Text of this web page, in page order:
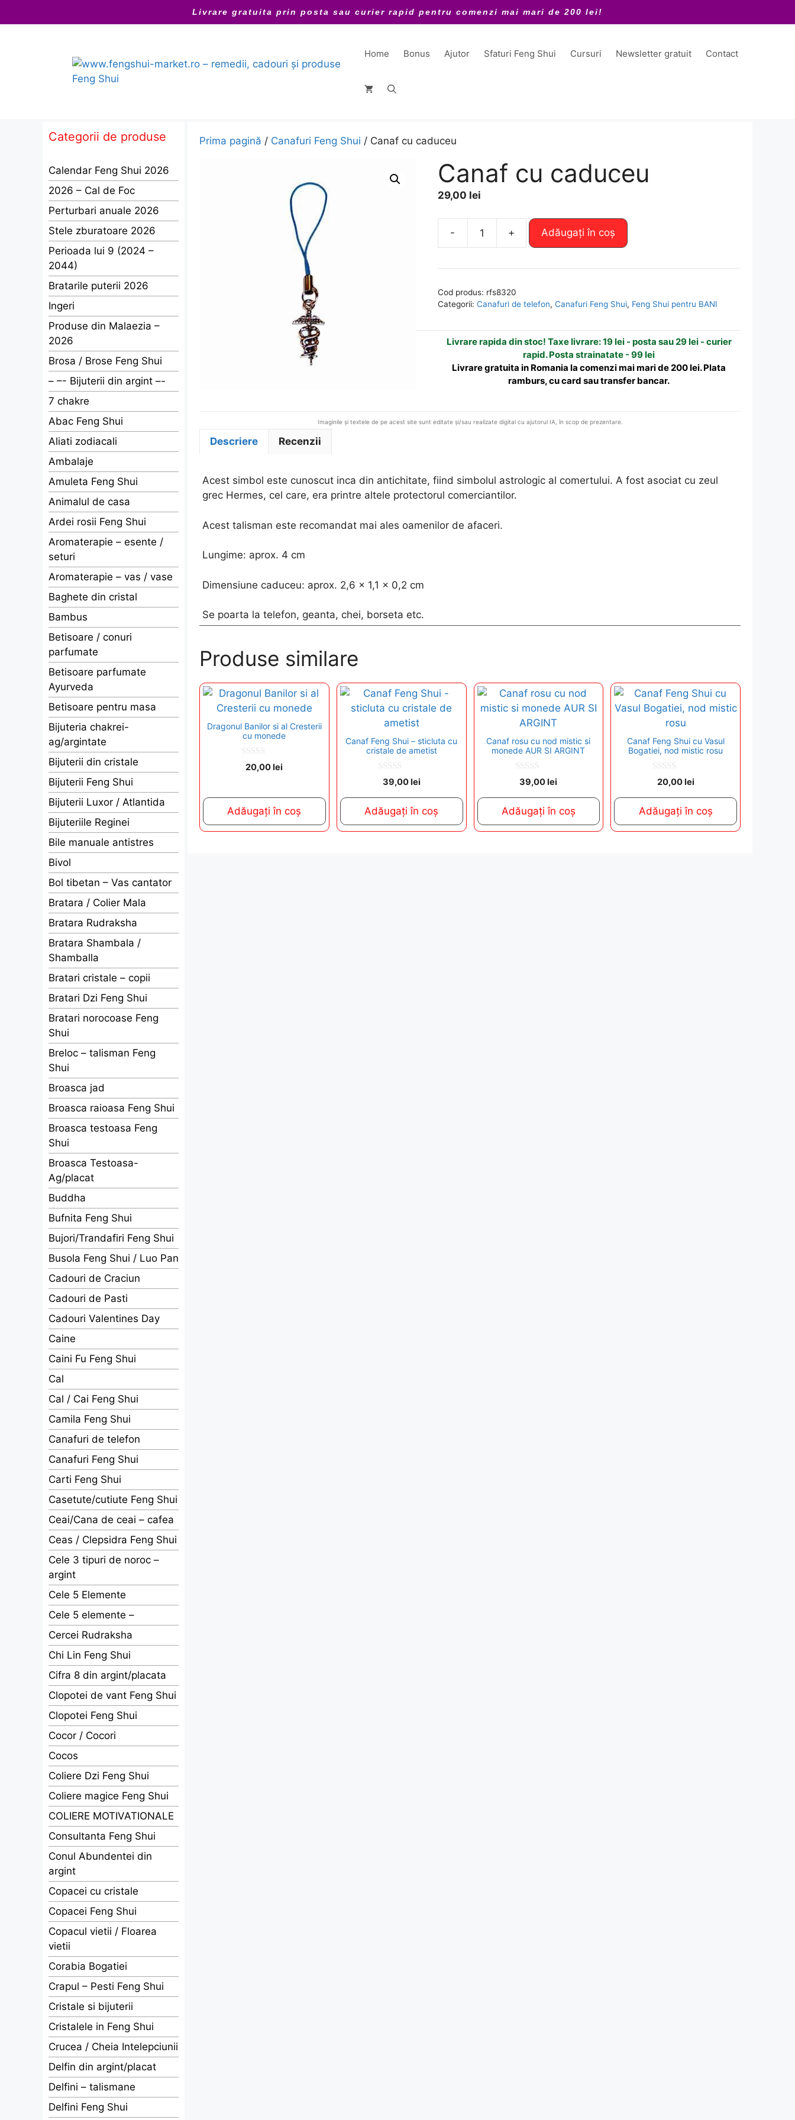
la
Livrare gratuita prin posta sau curier rapid pentru comenzi mai mari de 200 lei!
Home Bonus Ajutor Sfaturi Feng Shui Cursuri Newsletter gratuit Contact
Prima pagină / Canafuri Feng Shui / Canaf cu caduceu
Canaf cu caduceu
29,00 lei
-
cu
+ Adăugați în coș
e
n
t
Cod produs: rfs8320
Categorii: Canafuri de telefon, Canafuri Feng Shui, Feng Shui pentru BANI
Livrare rapida din stoc! Taxe livrare: 19 lei - posta sau 29 lei - curier
rapid. Posta strainatate - 99 lei
Livrare gratuita in Romania la comenzi mai mari de 200 lei. Plata
ramburs, cu card sau transfer bancar.
Imaginile și textele de pe acest site sunt editate și/sau realizate digital cu ajutorul IA, în scop de prezentare.
Descriere Recenzii
Acest simbol este cunoscut inca din antichitate, fiind simbolul astrologic al comertului. A fost asociat cu zeul
grec Hermes, cel care, era printre altele protectorul comerciantilor.
Acest talisman este recomandat mai ales oamenilor de afaceri.
Lungime: aprox. 4 cm
Dimensiune caduceu: aprox. 2,6 x 1,1 x 0,2 cm
Se poarta la telefon, geanta, chei, borseta etc.
Produse similare
Dragonul Banilor si al Cresterii
cu monede
0
o
o
f
5
20,00lei
Adăugați în coș
Canaf Feng Shui – sticluta cu
cristale de ametist
o
o
5
39,00lei
Adăugați în coș
Canaf rosu cu nod mistic si
monede AUR SI ARGINT
0
o
o
5
39,00lei
Adăugați în coș
Canaf Feng Shui cu Vasul
Bogatiei, nod mistic rosu
o
5
20,00lei
Adăugați în coș
Categorii de produse
Calendar Feng Shui 2026
2026 – Cal de Foc
Perturbari anuale 2026
Stele zburatoare 2026
Perioada lui 9 (2024 –
2044)
Bratarile puterii 2026
Ingeri
Produse din Malaezia –
2026
Brosa / Brose Feng Shui
– –- Bijuterii din argint –-
7 chakre
Abac Feng Shui
Aliati zodiacali
Ambalaje
Amuleta Feng Shui
Animalul de casa
Ardei rosii Feng Shui
Aromaterapie – esente /
seturi
Aromaterapie – vas / vase
Baghete din cristal
Bambus
Betisoare / conuri
parfumate
Betisoare parfumate
Ayurveda
Betisoare pentru masa
Bijuteria chakrei-
ag/argintate
Bijuterii din cristale
Bijuterii Feng Shui
Bijuterii Luxor / Atlantida
Bijuteriile Reginei
Bile manuale antistres
Bivol
Bol tibetan – Vas cantator
Bratara / Colier Mala
Bratara Rudraksha
Bratara Shambala /
Shamballa
Bratari cristale – copii
Bratari Dzi Feng Shui
Bratari norocoase Feng
Shui
Breloc – talisman Feng
Shui
Broasca jad
Broasca raioasa Feng Shui
Broasca testoasa Feng
Shui
Broasca Testoasa-
Ag/placat
Buddha
Bufnita Feng Shui
Bujori/Trandafiri Feng Shui
Busola Feng Shui / Luo Pan
Cadouri de Craciun
Cadouri de Pasti
Cadouri Valentines Day
Caine
Caini Fu Feng Shui
Cal
Cal / Cai Feng Shui
Camila Feng Shui
Canafuri de telefon
Canafuri Feng Shui
Carti Feng Shui
Casetute/cutiute Feng Shui
Ceai/Cana de ceai – cafea
Ceas / Clepsidra Feng Shui
Cele 3 tipuri de noroc –
argint
Cele 5 Elemente
Cele 5 elemente –
Cercei Rudraksha
Chi Lin Feng Shui
Cifra 8 din argint/placata
Clopotei de vant Feng Shui
Clopotei Feng Shui
Cocor / Cocori
Cocos
Coliere Dzi Feng Shui
Coliere magice Feng Shui
COLIERE MOTIVATIONALE
Consultanta Feng Shui
Conul Abundentei din
argint
Copacei cu cristale
Copacei Feng Shui
Copacul vietii / Floarea
vietii
Corabia Bogatiei
Crapul – Pesti Feng Shui
Cristale si bijuterii
Cristalele in Feng Shui
Crucea / Cheia Intelepciunii
Delfin din argint/placat
Delfini – talismane
Delfini Feng Shui